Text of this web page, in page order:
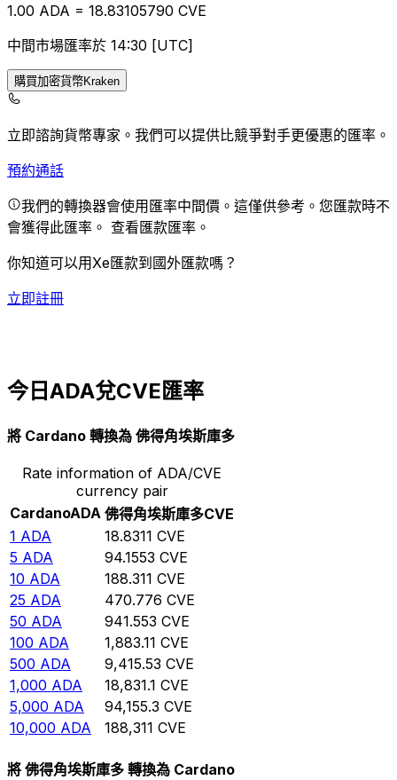
1.00 ADA = 18.83105790 CVE
中間市場匯率於 14:30 [UTC]
購買加密貨幣Kraken
立即諮詢貨幣專家。 我們可以提供比競爭對手更優惠的匯率。
預約通話
我們的轉換器會使用匯率中間價。這僅供參考。您匯款時不
會獲得此匯率。 查看匯款匯率。
你知道可以用Xe匯款到國外匯款嗎？
立即註冊
今日ADA兌CVE匯率
將 Cardano 轉換為 佛得角埃斯庫多
Rate information of ADA/CVE
currency pair
CardanoADA 佛得角埃斯庫多CVE
1 ADA 18.8311 CVE
5 ADA 94.1553 CVE
10 ADA 188.311 CVE
25 ADA 470.776 CVE
50 ADA 941.553 CVE
100 ADA 1,883.11 CVE
500 ADA 9,415.53 CVE
1,000 ADA 18,831.1 CVE
5,000 ADA 94,155.3 CVE
10,000 ADA 188,311 CVE
將 佛得角埃斯庫多 轉換為 Cardano